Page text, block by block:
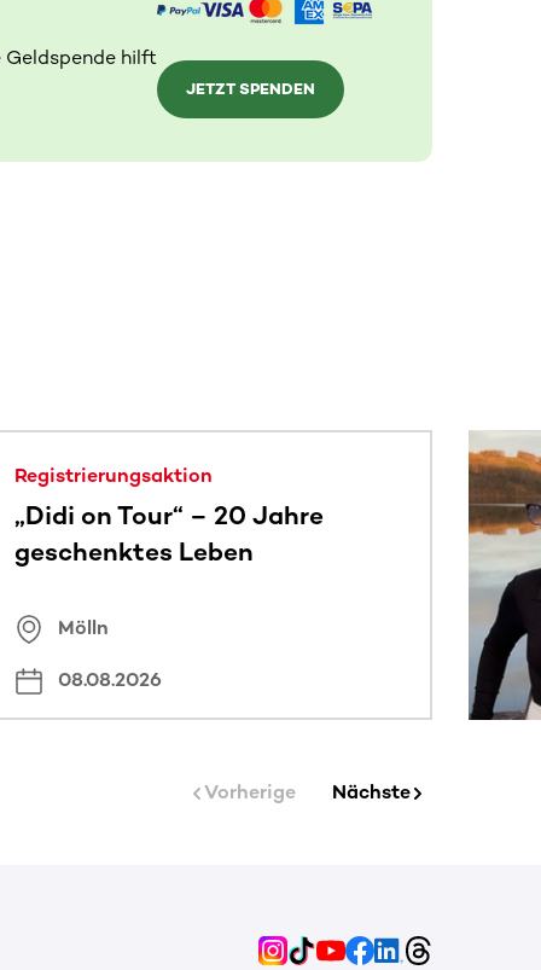
Geldspende hilft
JETZT SPENDEN
Registrierungsaktion
„Didi on Tour“ – 20 Jahre
geschenktes Leben
Mölln
08.08.2026
Vorherige Nächste